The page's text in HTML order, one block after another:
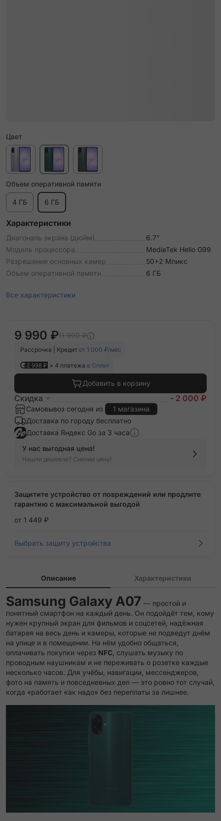
Цвет
Объем оперативной памяти
4 ГБ 6 ГБ
Характеристики
Диагональ экрана (дюйм)
6.7"
Модель процессора
MediaTek Helio G99
Разрешение основных камер
50+2 Мпикс
Объем оперативной памяти
6 ГБ
Все характеристики
9 990 ₽11 990 ₽
Рассрочка | Кредит от 1 000 ₽/мес
2 998 ₽ × 4 платежа в Сплит
Добавить в корзину
Скидка - 2 000 ₽
Самовывоз сегодня из
1 магазина
Доставка по городу бесплатно
Доставка Яндекс Go за 3 часа
У нас выгодная цена!
Нашли дешевле? Снизим цену!
Защитите устройство от повреждений или продлите
гарантию с максимальной выгодой
от 1 449 ₽
Выбрать защиту устройства
Описание Характеристики
Samsung Galaxy A07 — простой и
понятный смартфон на каждый день. Он подойдёт тем, кому
нужен крупный экран для фильмов и соцсетей, надёжная
батарея на весь день и камеры, которые не подведут днём
на улице и в помещении. На нём удобно общаться,
оплачивать покупки через NFC , слушать музыку по
проводным наушникам и не переживать о розетке каждые
несколько часов. Для учёбы, навигации, мессенджеров,
фото на память и повседневных дел — это ровно тот случай,
когда «работает как надо» без переплаты за лишнее.